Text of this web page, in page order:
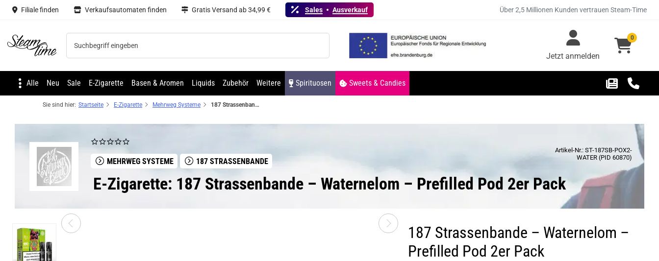
Filiale finden Verkaufsautomaten finden Gratis Versand ab 34,99 € Sales Ausverkauf Über 2,5 Millionen Kunden vertrauen Steam-Time
Steam time Jetzt anmelden
0
Alle Neu Sale E-Zigarette Basen & Aromen Liquids Zubehör Weitere Spirituosen Sweets & Candies
Sie sind hier: Startseite E-Zigarette Mehrweg Systeme 187 Strassenbande – Waternelom – Prefilled Pod 2er Pack
MEHRWEG SYSTEME 187 STRASSENBANDE
Artikel-Nr.: ST-187SB-POX2-
WATER (PID 60870)
E-Zigarette: 187 Strassenbande – Waternelom – Prefilled Pod 2er Pack
187 Strassenbande – Waternelom –
Prefilled Pod 2er Pack